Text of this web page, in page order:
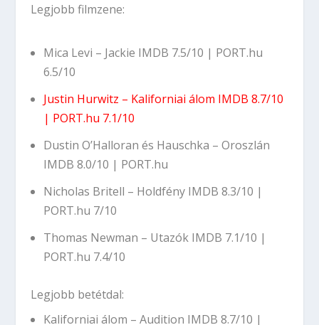
Legjobb filmzene:
Mica Levi – Jackie IMDB 7.5/10 | PORT.hu
6.5/10
Justin Hurwitz – Kaliforniai álom IMDB 8.7/10
| PORT.hu 7.1/10
Dustin O’Halloran és Hauschka – Oroszlán
IMDB 8.0/10 | PORT.hu
Nicholas Britell – Holdfény IMDB 8.3/10 |
PORT.hu 7/10
Thomas Newman – Utazók IMDB 7.1/10 |
PORT.hu 7.4/10
Legjobb betétdal:
Kaliforniai álom – Audition IMDB 8.7/10 |